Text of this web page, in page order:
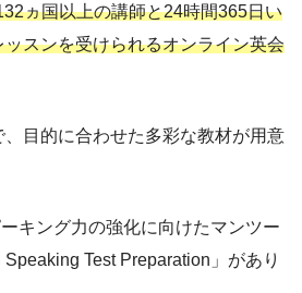
ヵ国以上の講師と24時間365日い
スンを受けられるオンライン英会
目的に合わせた多彩な教材が用意
キング力の強化に向けたマンツー
Test Preparation」があり